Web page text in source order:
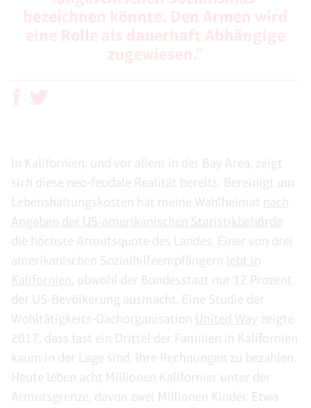
In Kalifornien, und vor allem in der Bay Area, zeigt
sich diese neo-feudale Realität bereits. Bereinigt um
Lebenshaltungskosten hat meine Wahlheimat nach
Angaben der US-amerikanischen Statistikbehörde
die höchste Armutsquote des Landes. Einer von drei
amerikanischen Sozialhilfeempfängern lebt in
Kalifornien, obwohl der Bundesstaat nur 12 Prozent
der US-Bevölkerung ausmacht. Eine Studie der
Wohltätigkeits-Dachorganisation United Way zeigte
2017, dass fast ein Drittel der Familien in Kalifornien
kaum in der Lage sind, ihre Rechnungen zu bezahlen.
Heute leben acht Millionen Kalifornier unter der
Armutsgrenze, davon zwei Millionen Kinder. Etwa